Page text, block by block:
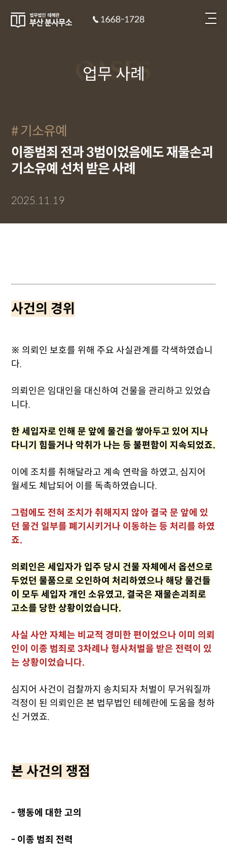
CASES
업무 사례
기소유예
이종범죄 전과 3범이었음에도 재물손괴
기소유예 선처 받은 사례
2025.11.19
사건의 경위
※ 의뢰인 보호를 위해 주요 사실관계를 각색하였습니
다.
의뢰인은 임대인을 대신하여 건물을 관리하고 있었습
니다.
한 세입자로 인해 문 앞에 물건을 쌓아두고 있어 지나
다니기 힘들거나 악취가 나는 등 불편함이 지속되었죠.
이에 조치를 취해달라고 계속 연락을 하였고, 심지어
월세도 체납되어 이를 독촉하였습니다.
그럼에도 전혀 조치가 취해지지 않아 결국 문 앞에 있
던 물건 일부를 폐기시키거나 이동하는 등 처리를 하였
죠.
의뢰인은 세입자가 입주 당시 건물 자체에서 옵션으로
두었던 물품으로 오인하여 처리하였으나 해당 물건들
이 모두 세입자 개인 소유였고, 결국은 재물손괴죄로
고소를 당한 상황이었습니다.
사실 사안 자체는 비교적 경미한 편이었으나 이미 의뢰
인이 이종 범죄로 3차례나 형사처벌을 받은 전력이 있
는 상황이었습니다.
심지어 사건이 검찰까지 송치되자 처벌이 무거워질까
걱정이 된 의뢰인은 본 법무법인 테헤란에 도움을 청하
신 거였죠.
본 사건의 쟁점
- 행동에 대한 고의
- 이종 범죄 전력